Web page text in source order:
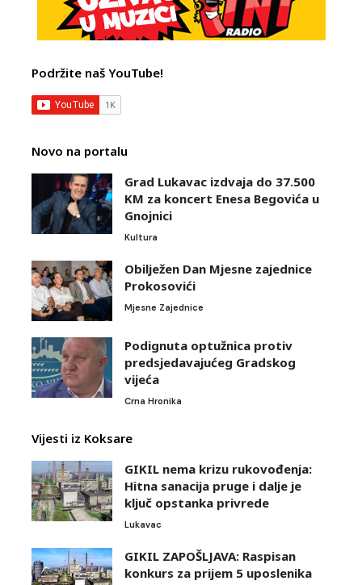
Podržite naš YouTube!
Novo na portalu
Grad Lukavac izdvaja do 37.500
KM za koncert Enesa Begovića u
Gnojnici
Kultura
Obilježen Dan Mjesne zajednice
Prokosovići
Mjesne Zajednice
Podignuta optužnica protiv
predsjedavajućeg Gradskog
vijeća
Crna Hronika
Vijesti iz Koksare
GIKIL nema krizu rukovođenja:
Hitna sanacija pruge i dalje je
ključ opstanka privrede
Lukavac
GIKIL ZAPOŠLJAVA: Raspisan
konkurs za prijem 5 uposlenika